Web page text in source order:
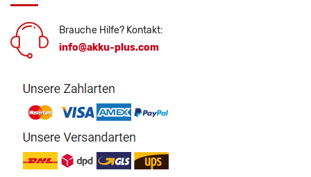
Brauche Hilfe? Kontakt:
info@akku-plus.com